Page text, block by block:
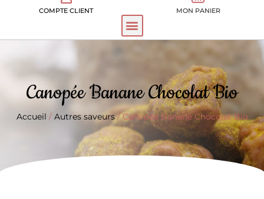
COMPTE CLIENT MON PANIER
Canopée Banane Chocolat Bio
Accueil / Autres saveurs/ Canopée Banane Chocolat Bio